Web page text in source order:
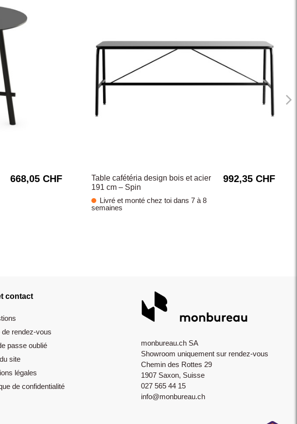
668,05 CHF
Table cafétéria design bois et acier
191 cm – Spin
Livré et monté chez toi dans 7 à 8
semaines
992,35 CHF
contact
de rendez-vous
passe oublié
site
légales
de confidentialité
monbureau.ch SA
Showroom uniquement sur rendez-vous
Chemin des Rottes 29
1907 Saxon, Suisse
027 565 44 15
info@monbureau.ch